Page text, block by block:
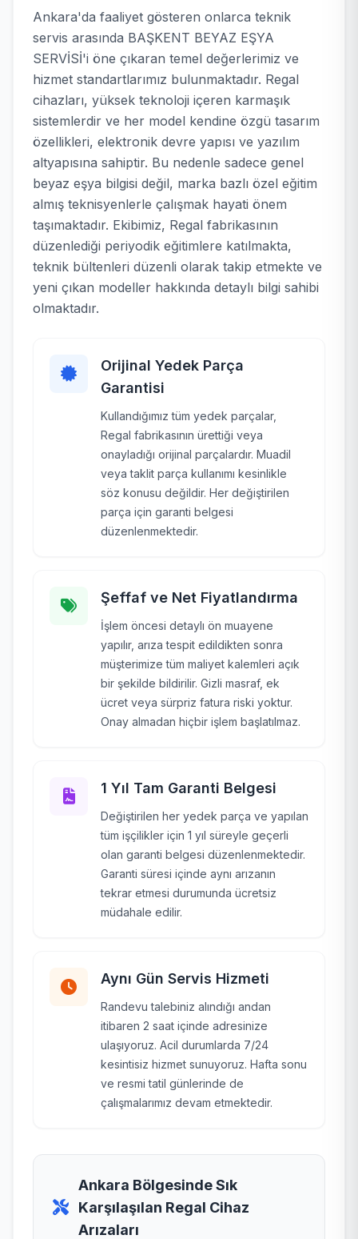
Ankara'da faaliyet gösteren onlarca teknik
servis arasında BAŞKENT BEYAZ EŞYA
SERVİSİ'i öne çıkaran temel değerlerimiz ve
hizmet standartlarımız bulunmaktadır. Regal
cihazları, yüksek teknoloji içeren karmaşık
sistemlerdir ve her model kendine özgü tasarım
özellikleri, elektronik devre yapısı ve yazılım
altyapısına sahiptir. Bu nedenle sadece genel
beyaz eşya bilgisi değil, marka bazlı özel eğitim
almış teknisyenlerle çalışmak hayati önem
taşımaktadır. Ekibimiz, Regal fabrikasının
düzenlediği periyodik eğitimlere katılmakta,
teknik bültenleri düzenli olarak takip etmekte ve
yeni çıkan modeller hakkında detaylı bilgi sahibi
olmaktadır.
Orijinal Yedek Parça
Garantisi
Kullandığımız tüm yedek parçalar,
Regal fabrikasının ürettiği veya
onayladığı orijinal parçalardır. Muadil
veya taklit parça kullanımı kesinlikle
söz konusu değildir. Her değiştirilen
parça için garanti belgesi
düzenlenmektedir.
Şeffaf ve Net Fiyatlandırma
İşlem öncesi detaylı ön muayene
yapılır, arıza tespit edildikten sonra
müşterimize tüm maliyet kalemleri açık
bir şekilde bildirilir. Gizli masraf, ek
ücret veya sürpriz fatura riski yoktur.
Onay almadan hiçbir işlem başlatılmaz.
1 Yıl Tam Garanti Belgesi
Değiştirilen her yedek parça ve yapılan
tüm işçilikler için 1 yıl süreyle geçerli
olan garanti belgesi düzenlenmektedir.
Garanti süresi içinde aynı arızanın
tekrar etmesi durumunda ücretsiz
müdahale edilir.
Aynı Gün Servis Hizmeti
Randevu talebiniz alındığı andan
itibaren 2 saat içinde adresinize
ulaşıyoruz. Acil durumlarda 7/24
kesintisiz hizmet sunuyoruz. Hafta sonu
ve resmi tatil günlerinde de
çalışmalarımız devam etmektedir.
Ankara Bölgesinde Sık
Karşılaşılan Regal Cihaz
Arızaları